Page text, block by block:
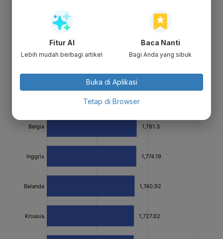
Fitur AI
Lebih mudah berbagi artikel
Baca Nanti
Bagi Anda yang sibuk
Buka di Aplikasi
Tetap di Browser